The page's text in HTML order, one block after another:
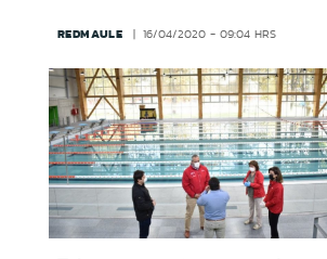
REDMAULE 16/04/2020 - 09:04 HRS